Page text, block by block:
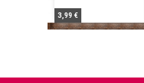
3,99 €